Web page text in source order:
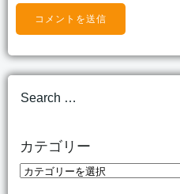
for:
カテゴリー
カ